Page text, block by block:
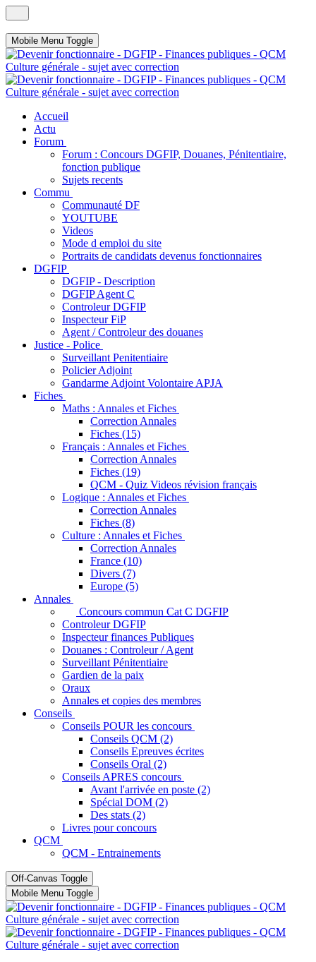
Mobile Menu Toggle
Accueil
Actu
Forum
Forum : Concours DGFIP, Douanes, Pénitentiaire,
fonction publique
Sujets recents
Commu
Communauté DF
YOUTUBE
Videos
Mode d emploi du site
Portraits de candidats devenus fonctionnaires
DGFIP
DGFIP - Description
DGFIP Agent C
Controleur DGFIP
Inspecteur FiP
Agent / Controleur des douanes
Justice - Police
Surveillant Penitentiaire
Policier Adjoint
Gandarme Adjoint Volontaire APJA
Fiches
Maths : Annales et Fiches
Correction Annales
Fiches (15)
Français : Annales et Fiches
Correction Annales
Fiches (19)
QCM - Quiz Videos révision français
Logique : Annales et Fiches
Correction Annales
Fiches (8)
Culture : Annales et Fiches
Correction Annales
France (10)
Divers (7)
Europe (5)
Annales
Concours commun Cat C DGFIP
Controleur DGFIP
Inspecteur finances Publiques
Douanes : Controleur / Agent
Surveillant Pénitentiaire
Gardien de la paix
Oraux
Annales et copies des membres
Conseils
Conseils POUR les concours
Conseils QCM (2)
Conseils Epreuves écrites
Conseils Oral (2)
Conseils APRES concours
Avant l'arrivée en poste (2)
Spécial DOM (2)
Des stats (2)
Livres pour concours
QCM
QCM - Entrainements
Off-Canvas Toggle
Mobile Menu Toggle